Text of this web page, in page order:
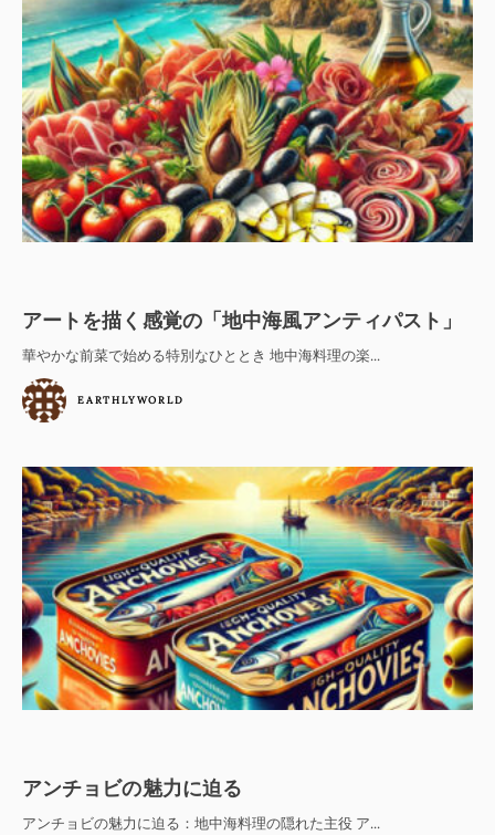
アートを描く感覚の「地中海風アンティパスト」
華やかな前菜で始める特別なひととき 地中海料理の楽...
EARTHLYWORLD
アンチョビの魅力に迫る
アンチョビの魅力に迫る：地中海料理の隠れた主役 ア...